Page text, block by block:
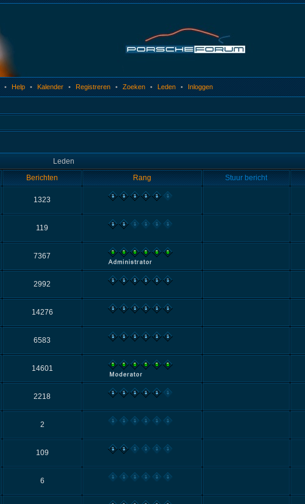
• Help • Kalender • Registreren • Zoeken • Leden • Inloggen
Leden
Berichten Rang Stuur bericht
1323
119
7367
2992
14276
6583
14601
2218
2
109
6